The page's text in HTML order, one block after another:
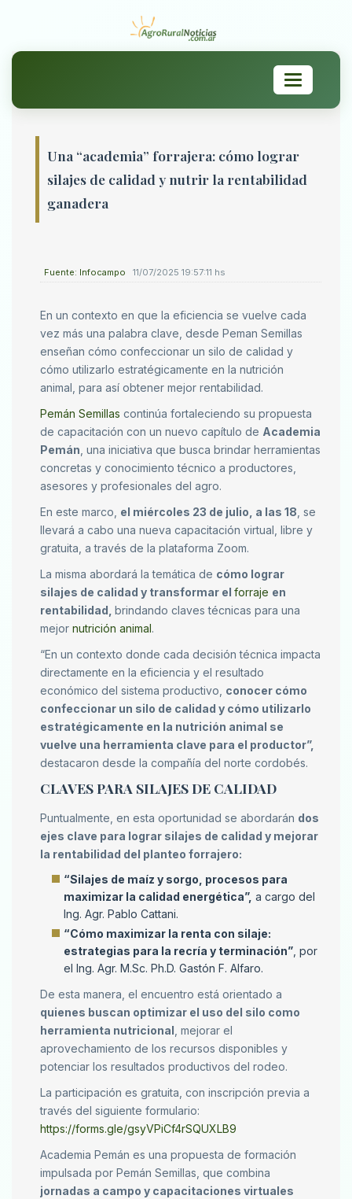
Toggle
navigation
Una “academia” forrajera: cómo lograr
silajes de calidad y nutrir la rentabilidad
ganadera
Fuente: Infocampo 11/07/2025 19:57:11 hs
En un contexto en que la eficiencia se vuelve cada
vez más una palabra clave, desde Peman Semillas
enseñan cómo confeccionar un silo de calidad y
cómo utilizarlo estratégicamente en la nutrición
animal, para así obtener mejor rentabilidad.
Pemán Semillas continúa fortaleciendo su propuesta
de capacitación con un nuevo capítulo de Academia
Pemán , una iniciativa que busca brindar herramientas
concretas y conocimiento técnico a productores,
asesores y profesionales del agro.
En este marco, el miércoles 23 de julio, a las 18 , se
llevará a cabo una nueva capacitación virtual, libre y
gratuita, a través de la plataforma Zoom.
La misma abordará la temática de cómo lograr
silajes de calidad y transformar el forraje en
rentabilidad, brindando claves técnicas para una
mejor nutrición animal.
“En un contexto donde cada decisión técnica impacta
directamente en la eficiencia y el resultado
económico del sistema productivo, conocer cómo
confeccionar un silo de calidad y cómo utilizarlo
estratégicamente en la nutrición animal se
vuelve una herramienta clave para el productor”,
destacaron desde la compañía del norte cordobés.
CLAVES PARA SILAJES DE CALIDAD
Puntualmente, en esta oportunidad se abordarán dos
ejes clave para lograr silajes de calidad y mejorar
la rentabilidad del planteo forrajero:
“Silajes de maíz y sorgo, procesos para
maximizar la calidad energética”, a cargo del
Ing. Agr. Pablo Cattani.
“Cómo maximizar la renta con silaje:
estrategias para la recría y terminación” , por
el Ing. Agr. M.Sc. Ph.D. Gastón F. Alfaro.
De esta manera, el encuentro está orientado a
quienes buscan optimizar el uso del silo como
herramienta nutricional , mejorar el
aprovechamiento de los recursos disponibles y
potenciar los resultados productivos del rodeo.
La participación es gratuita, con inscripción previa a
través del siguiente formulario:
https://forms.gle/gsyVPiCf4rSQUXLB9
Academia Pemán es una propuesta de formación
impulsada por Pemán Semillas, que combina
jornadas a campo y capacitaciones virtuales